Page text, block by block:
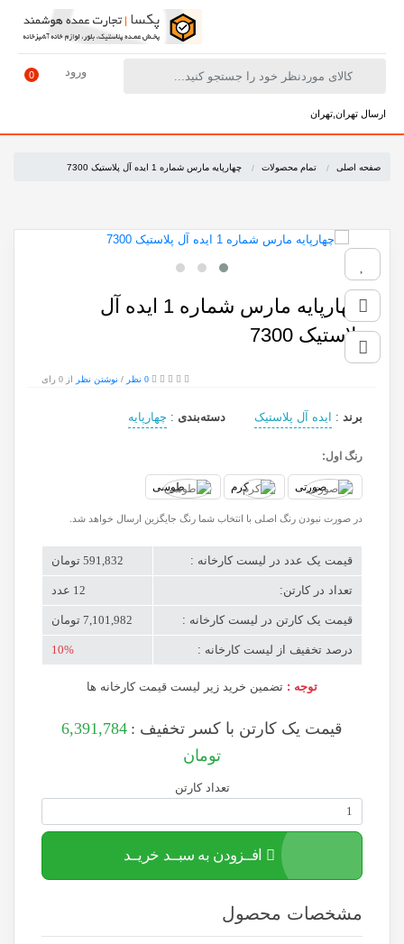
ورود 0
ارسال تهران,تهران
صفحه اصلی تمام محصولات چهارپایه مارس شماره 1 ایده آل پلاستیک 7300
چهارپایه مارس شماره 1 ایده آل
پلاستیک 7300
0 نظر / نوشتن نظر از 0 رای
برند : ایده آل پلاستیک دسته‌بندی : چهارپایه
رنگ اول:
صورتی کرم طوسی
در صورت نبودن رنگ اصلی با انتخاب شما رنگ جایگزین ارسال خواهد شد.
قیمت یک عدد در لیست کارخانه : 591,832 تومان
تعداد در کارتن: 12 عدد
قیمت یک کارتن در لیست کارخانه : 7,101,982 تومان
درصد تخفیف از لیست کارخانه : 10%
توجه : تضمین خرید زیر لیست قیمت کارخانه ها
قیمت یک کارتن با کسر تخفیف : 6,391,784
تومان
تعداد کارتن
افــزودن به سبــد خریــد
مشخصات محصول